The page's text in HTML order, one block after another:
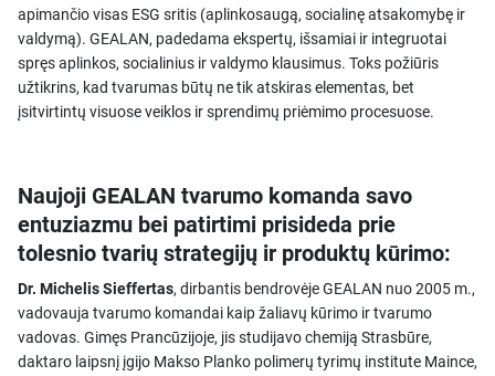
apimančio visas ESG sritis (aplinkosaugą, socialinę atsakomybę ir
valdymą). GEALAN, padedama ekspertų, išsamiai ir integruotai
spręs aplinkos, socialinius ir valdymo klausimus. Toks požiūris
užtikrins, kad tvarumas būtų ne tik atskiras elementas, bet
įsitvirtintų visuose veiklos ir sprendimų priėmimo procesuose.
Naujoji GEALAN tvarumo komanda savo
entuziazmu bei patirtimi prisideda prie
tolesnio tvarių strategijų ir produktų kūrimo:
Dr. Michelis Sieffertas, dirbantis bendrovėje GEALAN nuo 2005 m.,
vadovauja tvarumo komandai kaip žaliavų kūrimo ir tvarumo
vadovas. Gimęs Prancūzijoje, jis studijavo chemiją Strasbūre,
daktaro laipsnį įgijo Makso Planko polimerų tyrimų institute Maince,